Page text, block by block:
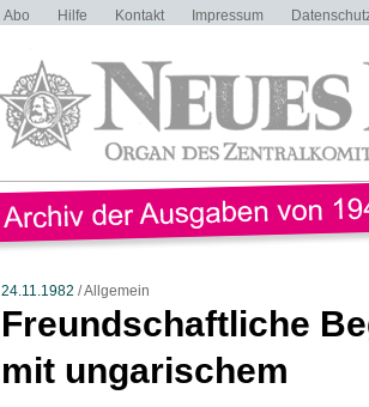
Abo Hilfe Kontakt Impressum
24.11.1982 / Allgemein
Freundschaftliche
mit ungarischem